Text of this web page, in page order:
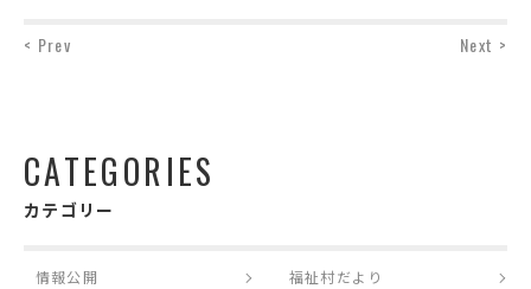
CATEGORIES
カテゴリー
情報公開 福祉村だより
< Prev Next >